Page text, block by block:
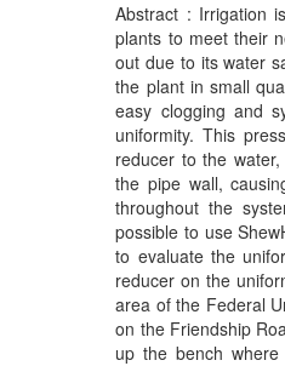
Abstract : Irrigation
plants to meet their
out due to its water
the plant in small
easy clogging and
uniformity. This
reducer to the
the pipe wall,
throughout the
possible to use
to evaluate the
reducer on the
area of the Federal
on the Friendship
up the bench